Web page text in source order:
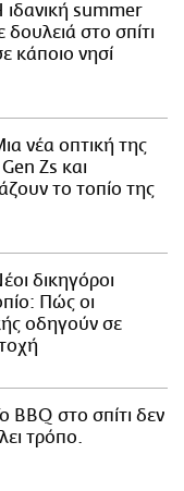
summer
δουλειά στο σπίτι
κάποιο νησί
νέα οπτική της
Zs και
το τοπίο της
δικηγόροι
Πώς οι
οδηγούν σε
BBQ στο σπίτι δεν
τρόπο.